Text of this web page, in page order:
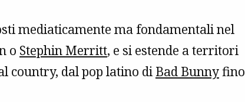
mediaticamente ma fondamentali nel
o Stephin Merritt, e si estende a territori
country, dal pop latino di Bad Bunnyfino